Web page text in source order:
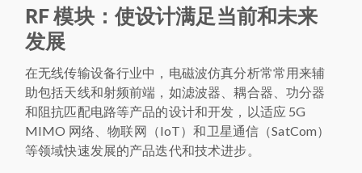
RF 模块：使设计满足当前和未来
发展
在无线传输设备行业中，电磁波仿真分析常常用来辅
助包括天线和射频前端，如滤波器、耦合器、功分器
和阻抗匹配电路等产品的设计和开发，以适应 5G
MIMO 网络、物联网（IoT）和卫星通信（SatCom）
等领域快速发展的产品迭代和技术进步。